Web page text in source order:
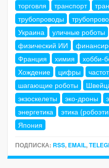
торговля
транспорт
трубопроводы
Украина
уличные роботы
физический ИИ
Франция
химия хобби-
Хождение
цифры
шагающие роботы
экзоскелеты
эко-дроны
энергетика
этика
Япония
ПОДПИСКА: RSS, EMAIL,